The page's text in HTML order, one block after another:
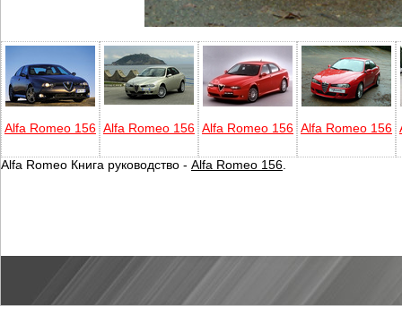
Alfa Romeo 156 Alfa Romeo 156 Alfa Romeo 156 Alfa Romeo 156
Alfa Romeo Книга руководство - Alfa Romeo 156